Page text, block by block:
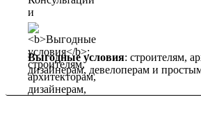
Выгодные условия: строителям,
дизайнерам, девелоперам и